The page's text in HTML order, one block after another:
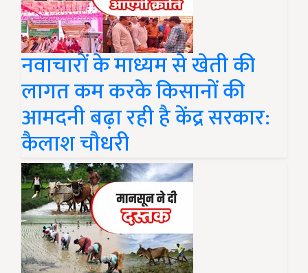
नवाचारों के माध्यम से खेती की
लागत कम करके किसानों की
आमदनी बढ़ा रही है केंद्र सरकार:
कैलाश चौधरी